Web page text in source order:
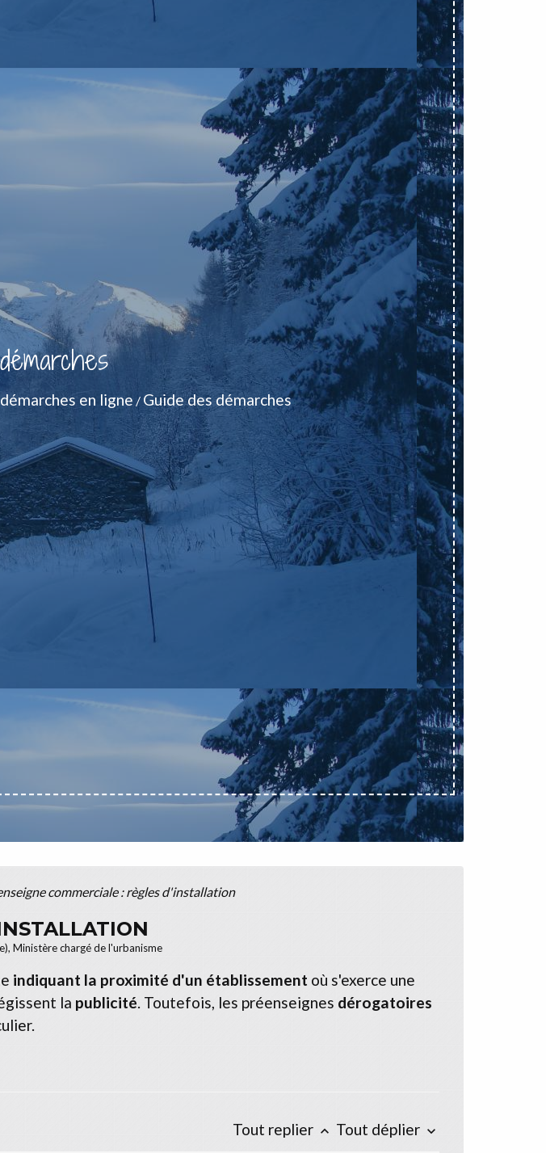
en ligne / Guide des démarches
commerciale : règles d'installation
Ministère chargé de l'urbanisme
indiquant la proximité d'un établissement où s'exerce une
la publicité. Toutefois, les préenseignes dérogatoires
Tout replier keyboard_arrow_up Tout déplier keyboard_arrow_down